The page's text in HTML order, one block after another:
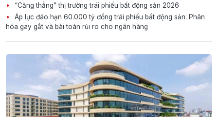
“Căng thẳng” thị trường trái phiếu bất động sản 2026
Áp lực đáo hạn 60.000 tỷ đồng trái phiếu bất động sản: Phân
hóa gay gắt và bài toán rủi ro cho ngân hàng